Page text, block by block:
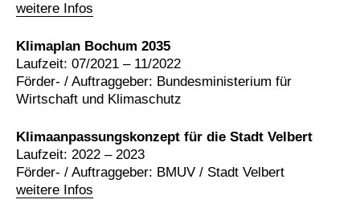
weitere Infos
Klimaplan Bochum 2035
Laufzeit: 07/2021 – 11/2022
Förder- / Auftraggeber: Bundesministerium für
Wirtschaft und Klimaschutz
Klimaanpassungskonzept für die Stadt Velbert
weitere Infos
Laufzeit: 2022 – 2023
Förder- / Auftraggeber: BMUV / Stadt Velbert